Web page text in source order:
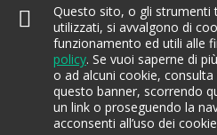
Questo sito, o gli strumenti
utilizzati, si avvalgono di
funzionamento ed utili alle
policy. Se vuoi saperne di
o ad alcuni cookie, consulta
questo banner, scorrendo
un link o proseguendo la
acconsenti all’uso dei
Home Acqua
EcoBay MagazineTutti i diritti
Sputnik